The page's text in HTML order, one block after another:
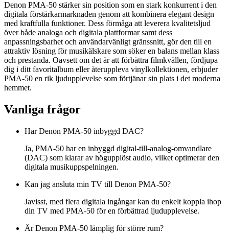
Denon PMA-50 stärker sin position som en stark konkurrent i den
digitala förstärkarmarknaden genom att kombinera elegant design
med kraftfulla funktioner. Dess förmåga att leverera kvalitetsljud
över både analoga och digitala plattformar samt dess
anpassningsbarhet och användarvänligt gränssnitt, gör den till en
attraktiv lösning för musikälskare som söker en balans mellan klass
och prestanda. Oavsett om det är att förbättra filmkvällen, fördjupa
dig i ditt favoritalbum eller återuppleva vinylkollektionen, erbjuder
PMA-50 en rik ljudupplevelse som förtjänar sin plats i det moderna
hemmet.
Vanliga frågor
Har Denon PMA-50 inbyggd DAC?
Ja, PMA-50 har en inbyggd digital-till-analog-omvandlare
(DAC) som klarar av högupplöst audio, vilket optimerar den
digitala musikuppspelningen.
Kan jag ansluta min TV till Denon PMA-50?
Javisst, med flera digitala ingångar kan du enkelt koppla ihop
din TV med PMA-50 för en förbättrad ljudupplevelse.
Är Denon PMA-50 lämplig för större rum?